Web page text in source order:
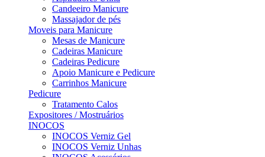
Candeeiro Manicure
Massajador de pés
Moveis para Manicure
Mesas de Manicure
Cadeiras Manicure
Cadeiras Pedicure
Apoio Manicure e Pedicure
Carrinhos Manicure
Pedicure
Tratamento Calos
Expositores / Mostruários
INOCOS
INOCOS Verniz Gel
INOCOS Verniz Unhas